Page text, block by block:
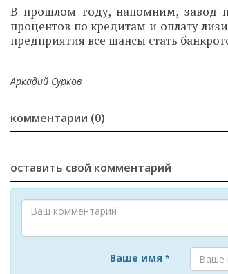
В прошлом году, напомним, завод
процентов по кредитам и оплату
предприятия все шансы стать
Аркадий Сурков
комментарии (0)
оставить свой комментарий
Ваше имя *